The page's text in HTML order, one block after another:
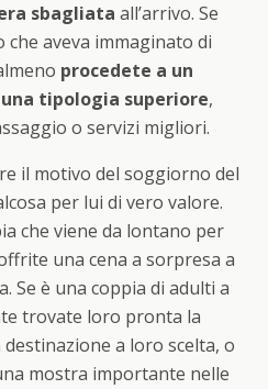
sbagliata all’arrivo. Se
che aveva immaginato di
procedete a un
tipologia superiore,
o servizi migliori.
il motivo del soggiorno del
per lui di vero valore.
che viene da lontano per
una cena a sorpresa a
Se è una coppia di adulti a
trovate loro pronta la
a loro scelta, o
mostra importante nelle